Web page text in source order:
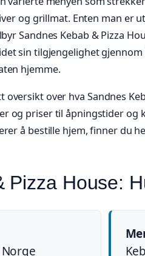
og grillmat. Enten man er
Sandnes Kebab & Pizza
sin tilgjengelighet gjennom
hjemme.
over hva Sandnes
og priser til åpningstider og
å bestille hjem, finner du
Pizza House: